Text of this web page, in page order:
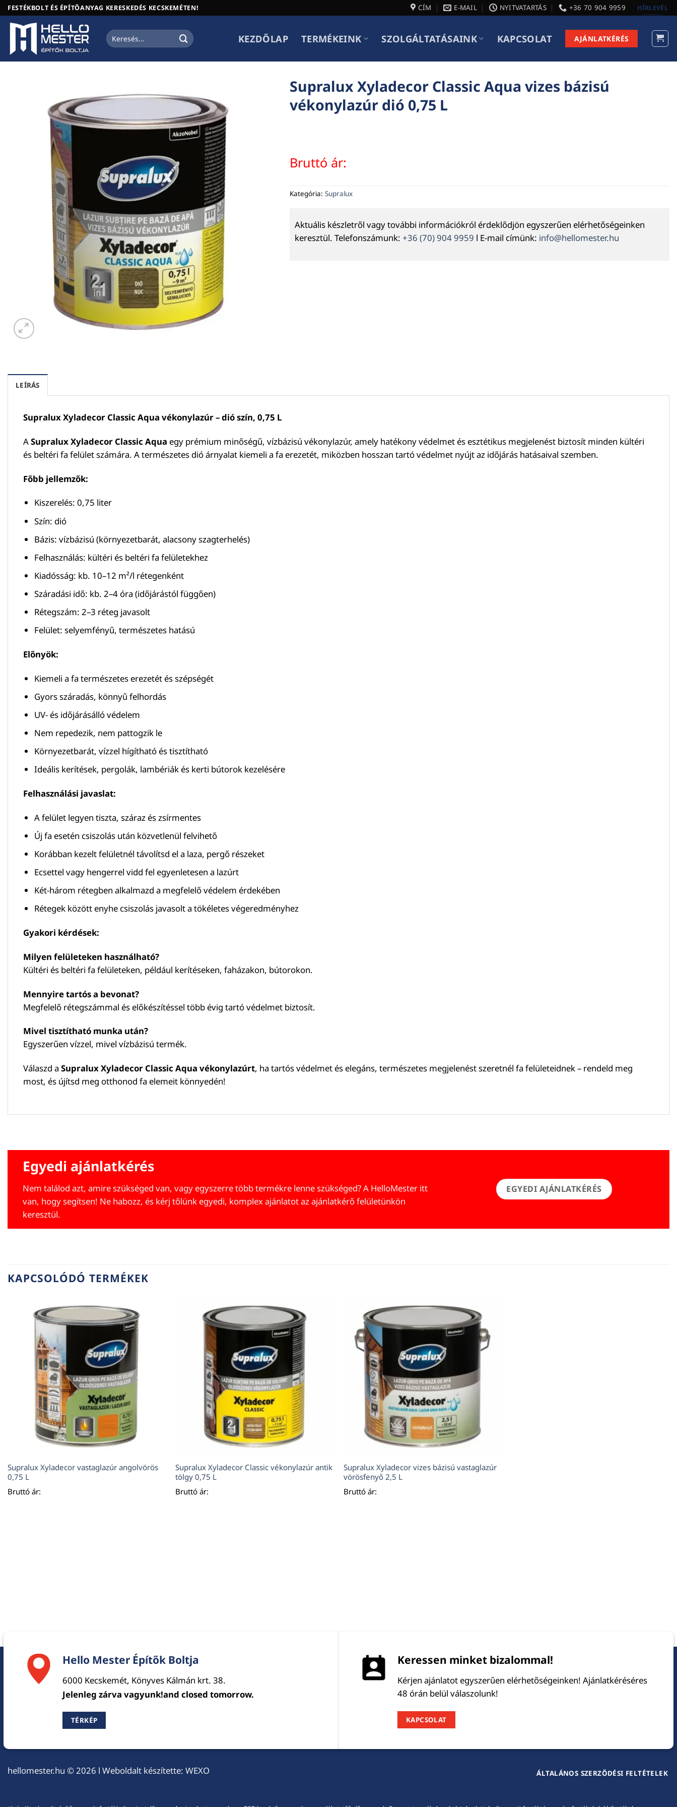
Skip
to
content
FESTÉKBOLT ÉS ÉPÍTŐANYAG KERESKEDÉS KECSKEMÉTEN! CÍM E-MAIL NYITVATARTÁS +36 70 904 9959 HÍRLEVÉL
Keresés
a
KEZDŐLAP TERMÉKEINK SZOLGÁLTATÁSAINK KAPCSOLAT AJÁNLATKÉRÉS
Supralux Xyladecor Classic Aqua vizes bázisú
vékonylazúr dió 0,75 L
Bruttó ár:
Kategória: Supralux
Aktuális készletről vagy további információkról érdeklődjön egyszerűen elérhetőségeinken
keresztül. Telefonszámunk: +36 (70) 904 9959 l E-mail címünk: info@hellomester.hu
LEÍRÁS
Supralux Xyladecor Classic Aqua vékonylazúr – dió szín, 0,75 L
ASupralux Xyladecor Classic Aqua egy prémium minőségű, vízbázisú vékonylazúr, amely hatékony védelmet és esztétikus megjelenést biztosít minden kültéri
és beltéri fa felület számára. A természetes dió árnyalat kiemeli a fa erezetét, miközben hosszan tartó védelmet nyújt az időjárás hatásaival szemben.
Főbb jellemzők:
Kiszerelés: 0,75 liter
Szín: dió
Bázis: vízbázisú (környezetbarát, alacsony szagterhelés)
Felhasználás: kültéri és beltéri fa felületekhez
Kiadósság: kb. 10–12 m²/l rétegenként
Száradási idő: kb. 2–4 óra (időjárástól függően)
Rétegszám: 2–3 réteg javasolt
Felület: selyemfényű, természetes hatású
Előnyök:
Kiemeli a fa természetes erezetét és szépségét
Gyors száradás, könnyű felhordás
UV- és időjárásálló védelem
Nem repedezik, nem pattogzik le
Környezetbarát, vízzel hígítható és tisztítható
Ideális kerítések, pergolák, lambériák és kerti bútorok kezelésére
Felhasználási javaslat:
A felület legyen tiszta, száraz és zsírmentes
Új fa esetén csiszolás után közvetlenül felvihető
Korábban kezelt felületnél távolítsd el a laza, pergő részeket
Ecsettel vagy hengerrel vidd fel egyenletesen a lazúrt
Két-három rétegben alkalmazd a megfelelő védelem érdekében
Rétegek között enyhe csiszolás javasolt a tökéletes végeredményhez
Gyakori kérdések:
Milyen felületeken használható?
Kültéri és beltéri fa felületeken, például kerítéseken, faházakon, bútorokon.
Mennyire tartós a bevonat?
Megfelelő rétegszámmal és előkészítéssel több évig tartó védelmet biztosít.
Mivel tisztítható munka után?
Egyszerűen vízzel, mivel vízbázisú termék.
Válaszd a Supralux Xyladecor Classic Aqua vékonylazúrt, ha tartós védelmet és elegáns, természetes megjelenést szeretnél fa felületeidnek – rendeld meg
most, és újítsd meg otthonod fa elemeit könnyedén!
Egyedi ajánlatkérés
Nem találod azt, amire szükséged van, vagy egyszerre több termékre lenne szükséged? A HelloMester itt
van, hogy segítsen! Ne habozz, és kérj tőlünk egyedi, komplex ajánlatot az ajánlatkérő felületünkön
keresztül.
EGYEDI AJÁNLATKÉRÉS
KAPCSOLÓDÓ TERMÉKEK
Supralux Xyladecor vastaglazúr angolvörös
0,75 L
Bruttó ár:
Supralux Xyladecor Classic vékonylazúr antik
tölgy 0,75 L
Bruttó ár:
Supralux Xyladecor vizes bázisú vastaglazúr
vörösfenyő 2,5 L
Bruttó ár:
Hello Mester Építők Boltja
6000 Kecskemét, Könyves Kálmán krt. 38.
Jelenleg zárva vagyunk!and closed tomorrow.
TÉRKÉP
Keressen minket bizalommal!
Kérjen ajánlatot egyszerűen elérhetőségeinken! Ajánlatkéréséres
48 órán belül válaszolunk!
KAPCSOLAT
hellomester.hu © 2026 l Weboldalt készítette: WEXO ÁLTALÁNOS SZERZŐDÉSI FELTÉTELEK